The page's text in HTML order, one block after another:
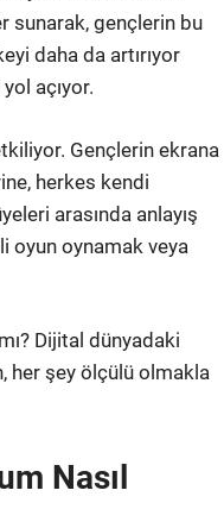
sunarak, gençlerin bu
daha da artırıyor
açıyor.
Gençlerin ekrana
herkes kendi
arasında anlayış
oyun oynamak veya
Dijital dünyadaki
her şey ölçülü olmakla
Nasıl